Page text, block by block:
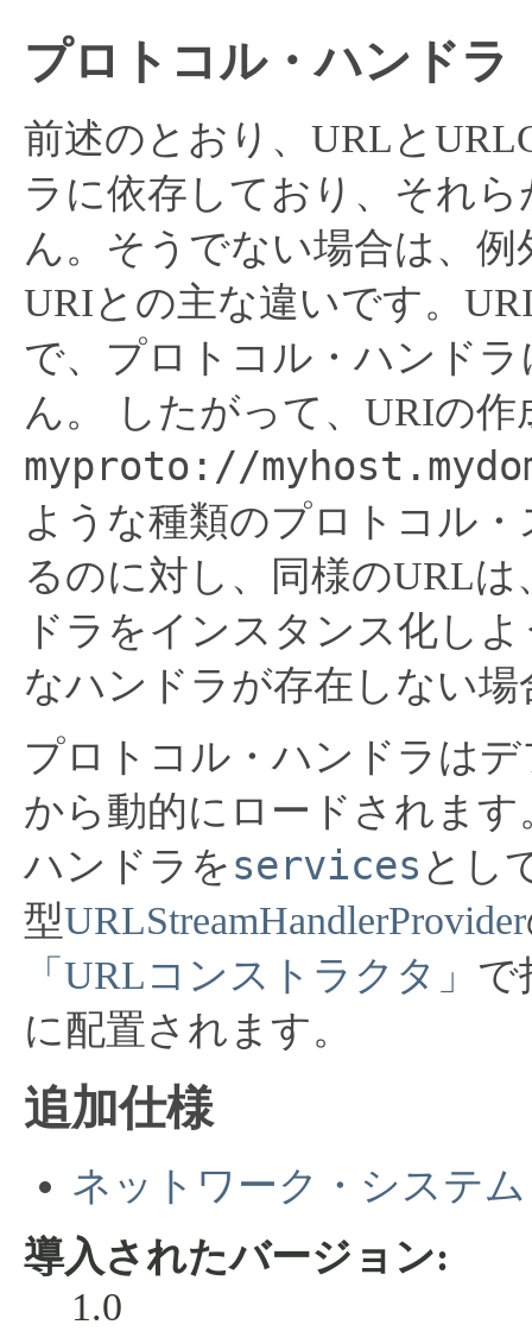
プロトコル・ハンドラ
前述のとおり、URLと
ラに依存しており、それ
ん。そうでない場合は、
URIとの主な違いです。
で、プロトコル・ハンド
ん。
したがって、URIの作
myproto://
ような種類のプロトコル
るのに対し、同様のURL
ドラをインスタンス化し
なハンドラが存在しない
プロトコル・ハンドラは
から動的にロードされます
ハンドラをservices とし
型URLStreamHandlerProvider
「URLコンストラクタ」 で
に配置されます。
追加仕様
ネットワーク・システ
導入されたバージョン:
1.0